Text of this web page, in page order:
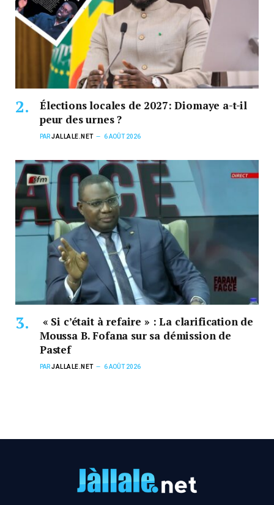
Élections locales de 2027: Diomaye a-t-il
peur des urnes ?
PARJALLALE.NET 6 AOÛT 2026
« Si c’était à refaire » : La clarification de
Moussa B. Fofana sur sa démission de
Pastef
PARJALLALE.NET 6 AOÛT 2026